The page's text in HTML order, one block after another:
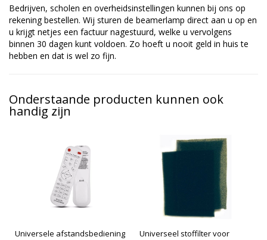
Bedrijven, scholen en overheidsinstellingen kunnen bij ons op
rekening bestellen. Wij sturen de beamerlamp direct aan u op en
u krijgt netjes een factuur nagestuurd, welke u vervolgens
binnen 30 dagen kunt voldoen. Zo hoeft u nooit geld in huis te
hebben en dat is wel zo fijn.
Onderstaande producten kunnen ook
handig zijn
Universele afstandsbediening
Universeel stoffilter voor